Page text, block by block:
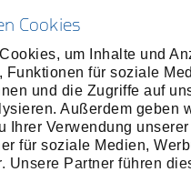
Cookies
um Inhalte und
Funktionen für soziale
und die Zugriffe auf
Außerdem geben
Ihrer Verwendung
für soziale Medien,
Unsere Partner führen